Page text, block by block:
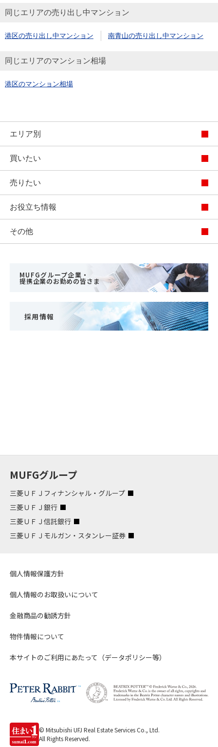
同じエリアの売り出し中マンション
港区の売り出し中マンション 南青山の売り出し中マンション
同じエリアのマンション相場
港区のマンション相場
エリア別
買いたい
売りたい
お役立ち情報
その他
MUFGグループ企業・
提携企業のお勤めの皆さま
採用情報
MUFGグループ
三菱ＵＦＪフィナンシャル・グループ
三菱ＵＦＪ銀行
三菱ＵＦＪ信託銀行
三菱ＵＦＪモルガン・スタンレー証券
個人情報保護方針
個人情報のお取扱いについて
金融商品の勧誘方針
物件情報について
本サイトのご利用にあたって（データポリシー等）
© Mitsubishi UFJ Real Estate Services Co., Ltd.
All Rights Reserved.